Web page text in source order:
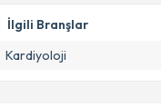
İlgili Branşlar
Kardiyoloji